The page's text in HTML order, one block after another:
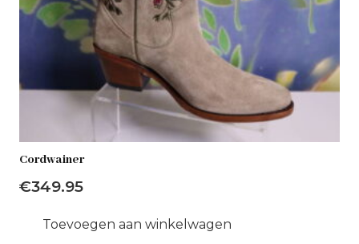
Cordwainer
€349.95
Toevoegen aan winkelwagen